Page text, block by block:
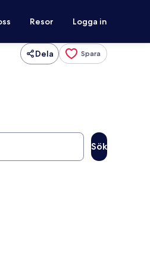
Resor Logga in
Dela Spara
Sök